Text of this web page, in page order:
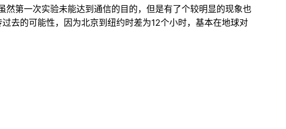
第一次实验未能达到通信的目的，但是有了个较明显的现象也
去的可能性，因为北京到纽约时差为12个小时，基本在地球对